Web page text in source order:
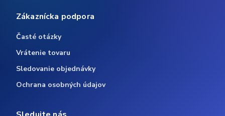
Zákaznícka podpora
Časté otázky
Vrátenie tovaru
Sledovanie objednávky
Ochrana osobných údajov